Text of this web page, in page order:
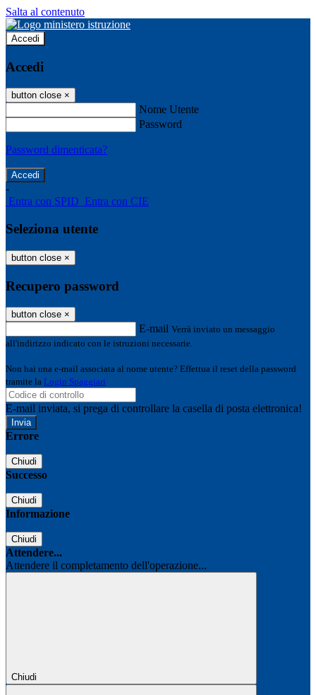
Salta al contenuto
Accedi
Accedi
button close ×
Nome Utente
Password
Password dimenticata?
-
Entra con SPID Entra con CIE
Seleziona utente
button close ×
Recupero password
button close ×
E-mail Verrà inviato un messaggio
all'indirizzo indicato con le istruzioni necessarie.
Non hai una e-mail associata al nome utente? Effettua il reset della password
tramite la Login Spaggiari
E-mail inviata, si prega di controllare la casella di posta elettronica!
Errore
Chiudi
Successo
Chiudi
Informazione
Chiudi
Attendere...
Attendere il completamento dell'operazione...
Chiudi